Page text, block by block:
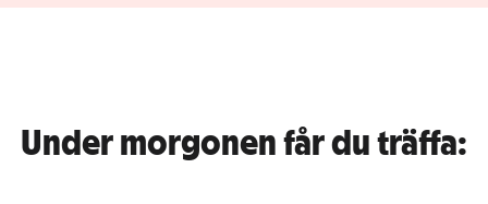
Under morgonen får du träffa: